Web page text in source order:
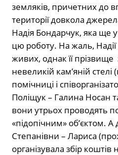
земляків, причетних до
території довкола
Надія Бондарчук, яка ще
цю роботу. На жаль,
живих, однак її прізвище
невеликій кам’яній
помічниці і
Поліщук – Галина Носан
вони утрьох проводять
«підопічним» об’єктом.
Степанівни – Лариса
організувала збір